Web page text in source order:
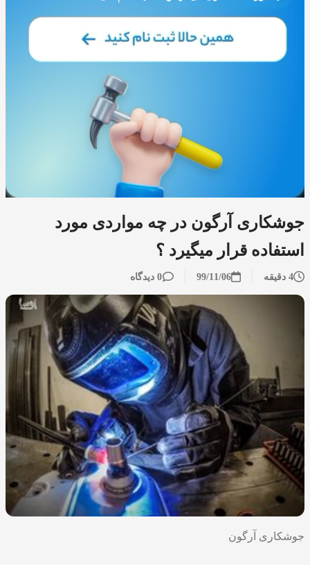
جوشکاری آرگون در چه مواردی مورد
استفاده قرار میگیرد ؟
4 دقیقه 99/11/06 0 دیدگاه
جوشکاری آرگون